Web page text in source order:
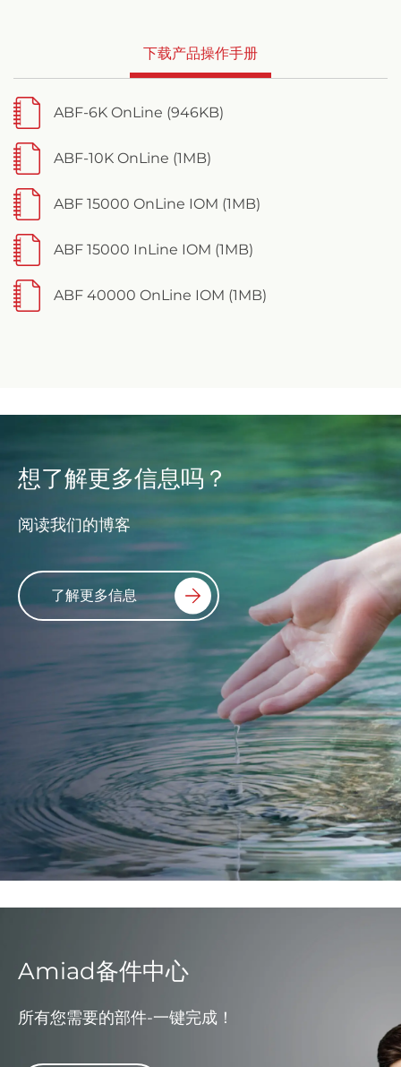
下载产品操作手册
ABF-6K OnLine (946KB)
ABF-10K OnLine (1MB)
ABF 15000 OnLine IOM (1MB)
ABF 15000 InLine IOM (1MB)
ABF 40000 OnLine IOM (1MB)
想了解更多信息吗？
阅读我们的博客
了解更多信息
Amiad备件中心
所有您需要的部件-一键完成！